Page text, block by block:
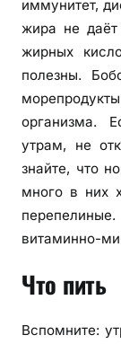
иммунитет,
жира не даёт
жирных
полезны.
организма.
утрам, не
знайте, что
много в них
витаминно-
Что пить
Вспомните: